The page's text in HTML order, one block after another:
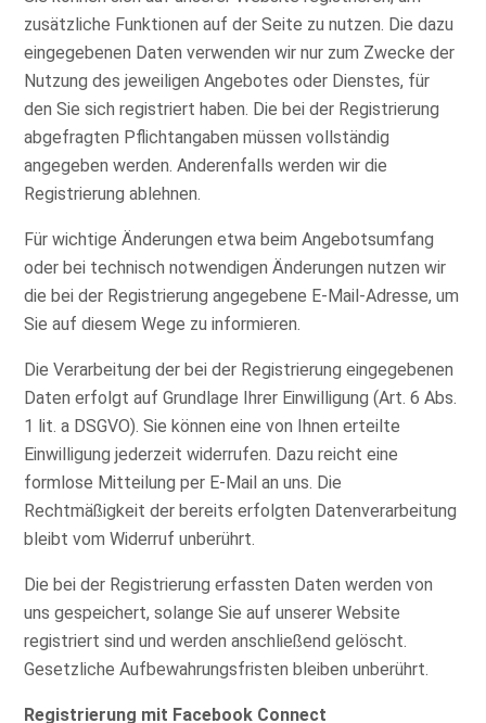
zusätzliche Funktionen auf der Seite zu nutzen. Die dazu
eingegebenen Daten verwenden wir nur zum Zwecke der
Nutzung des jeweiligen Angebotes oder Dienstes, für
den Sie sich registriert haben. Die bei der Registrierung
abgefragten Pflichtangaben müssen vollständig
angegeben werden. Anderenfalls werden wir die
Registrierung ablehnen.
Für wichtige Änderungen etwa beim Angebotsumfang
oder bei technisch notwendigen Änderungen nutzen wir
die bei der Registrierung angegebene E-Mail-Adresse, um
Sie auf diesem Wege zu informieren.
Die Verarbeitung der bei der Registrierung eingegebenen
Daten erfolgt auf Grundlage Ihrer Einwilligung (Art. 6 Abs.
1 lit. a DSGVO). Sie können eine von Ihnen erteilte
Einwilligung jederzeit widerrufen. Dazu reicht eine
formlose Mitteilung per E-Mail an uns. Die
Rechtmäßigkeit der bereits erfolgten Datenverarbeitung
bleibt vom Widerruf unberührt.
Die bei der Registrierung erfassten Daten werden von
uns gespeichert, solange Sie auf unserer Website
registriert sind und werden anschließend gelöscht.
Gesetzliche Aufbewahrungsfristen bleiben unberührt.
Registrierung mit Facebook Connect